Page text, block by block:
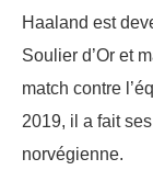
Haaland est
Soulier d’Or et
match contre
2019, il a fait
norvégienne.